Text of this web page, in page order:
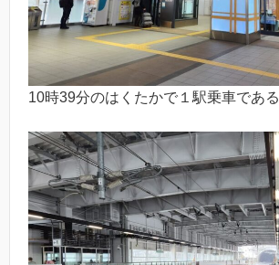
10時39分のはくたかで１駅乗車である